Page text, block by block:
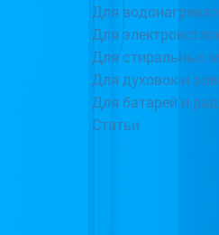
Для
Для
Для стиральных
Для духовок и
Для батарей и
Статьи